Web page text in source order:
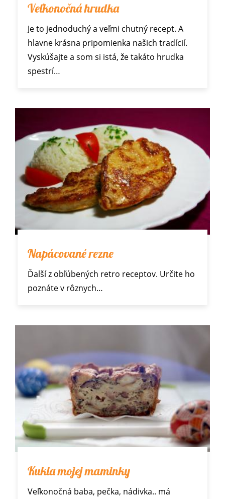
Veľkonočná hrudka
Je to jednoduchý a veľmi chutný recept. A
hlavne krásna pripomienka našich tradícií.
Vyskúšajte a som si istá, že takáto hrudka
spestrí…
Napácované rezne
Ďalší z obľúbených retro receptov. Určite ho
poznáte v rôznych…
Kukla mojej maminky
Veľkonočná baba, pečka, nádivka.. má